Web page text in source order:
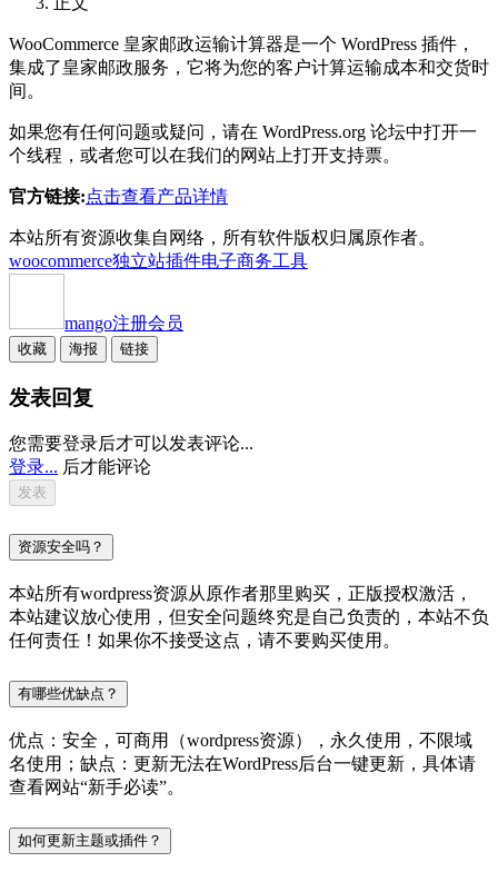
WooCommerce 皇家邮政运输计算器是一个 WordPress 插件，
集成了皇家邮政服务，它将为您的客户计算运输成本和交货时
间。
如果您有任何问题或疑问，请在 WordPress.org 论坛中打开一
个线程，或者您可以在我们的网站上打开支持票。
官方链接:点击查看产品详情
本站所有资源收集自网络，所有软件版权归属原作者。
woocommerce独立站插件电子商务工具
mango注册会员
收藏 海报 链接
发表回复
您需要登录后才可以发表评论...
登录... 后才能评论
资源安全吗？
本站所有wordpress资源从原作者那里购买，正版授权激活，
本站建议放心使用，但安全问题终究是自己负责的，本站不负
任何责任！如果你不接受这点，请不要购买使用。
有哪些优缺点？
优点：安全，可商用（wordpress资源），永久使用，不限域
名使用；缺点：更新无法在WordPress后台一键更新，具体请
查看网站“新手必读”。
如何更新主题或插件？